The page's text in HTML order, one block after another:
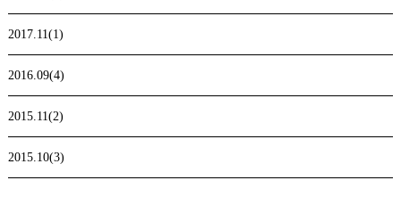
2017.11(1)
2016.09(4)
2015.11(2)
2015.10(3)